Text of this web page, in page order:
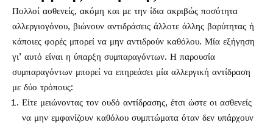
Πολλοί ασθενείς, ακόμη και με την ίδια ακριβώς ποσότητα
αλλεργιογόνου, βιώνουν αντιδράσεις άλλοτε άλλης βαρύτητας ή
κάποιες φορές μπορεί να μην αντιδρούν καθόλου. Μία εξήγηση
γι’ αυτό είναι η ύπαρξη συμπαραγόντων. Η παρουσία
συμπαραγόντων μπορεί να επηρεάσει μία αλλεργική αντίδραση
με δύο τρόπους:
Είτε μειώνοντας τον ουδό αντίδρασης, έτσι ώστε οι ασθενείς
να μην εμφανίζουν καθόλου συμπτώματα όταν δεν υπάρχουν